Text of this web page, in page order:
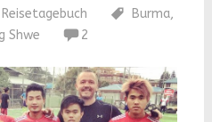
Reisetagebuch Burma,
Shwe
2